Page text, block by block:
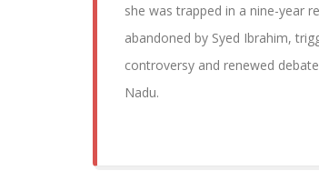
she was trapped in a nine-year
abandoned by Syed Ibrahim,
controversy and renewed
Nadu.